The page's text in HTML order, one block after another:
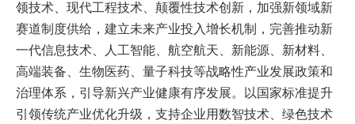
领技术、现代工程技术、颠覆性技术创新，加强新领域新
赛道制度供给，建立未来产业投入增长机制，完善推动新
一代信息技术、人工智能、航空航天、新能源、新材料、
高端装备、生物医药、量子科技等战略性产业发展政策和
治理体系，引导新兴产业健康有序发展。以国家标准提升
引领传统产业优化升级，支持企业用数智技术、绿色技术